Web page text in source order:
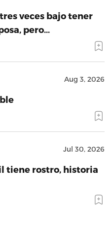
veces bajo tener
pero…
Aug 3, 2026
Jul 30, 2026
tiene rostro, historia